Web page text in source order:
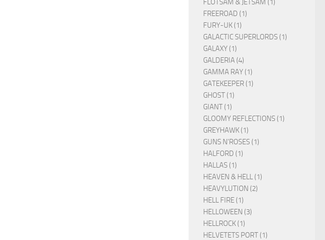
FLOTSAM & JETSAM (1)
FREEROAD (1)
FURY-UK (1)
GALACTIC SUPERLORDS (1)
GALAXY (1)
GALDERIA (4)
GAMMA RAY (1)
GATEKEEPER (1)
GHOST (1)
GIANT (1)
GLOOMY REFLECTIONS (1)
GREYHAWK (1)
GUNS N'ROSES (1)
HALFORD (1)
HALLAS (1)
HEAVEN & HELL (1)
HEAVYLUTION (2)
HELL FIRE (1)
HELLOWEEN (3)
HELLROCK (1)
HELVETETS PORT (1)